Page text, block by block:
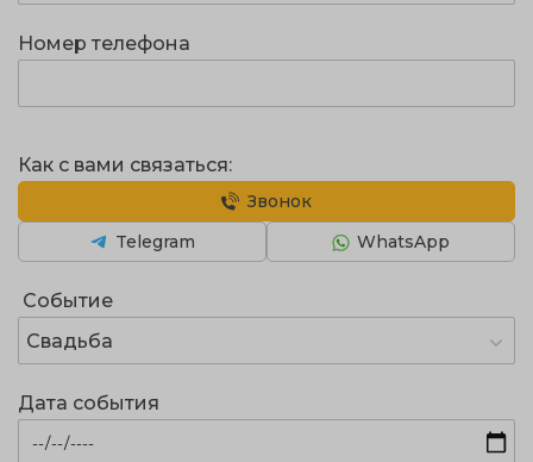
Номер телефона
Событие
Свадьба
Дата события
Как с вами связаться:
Звонок
WhatsApp
Telegram